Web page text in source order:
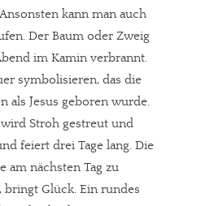
kann man auch
Der Baum oder Zweig
im Kamin verbrannt.
symbolisieren, das die
als Jesus geboren wurde.
Stroh gestreut und
feiert drei Tage lang. Die
am nächsten Tag zu
bringt Glück. Ein rundes